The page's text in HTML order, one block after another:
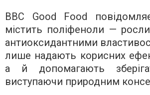
BBC Good Food
містить поліфеноли —
антиоксидантними
лише надають корисних
а й допомагають
виступаючи природним